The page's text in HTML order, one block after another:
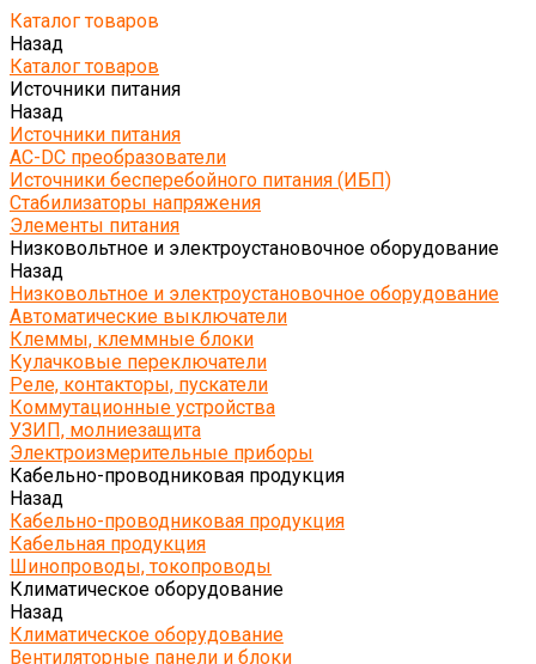
Каталог товаров
Назад
Каталог товаров
Источники питания
Назад
Источники питания
AC-DC преобразователи
Источники бесперебойного питания (ИБП)
Стабилизаторы напряжения
Элементы питания
Низковольтное и электроустановочное оборудование
Назад
Низковольтное и электроустановочное оборудование
Автоматические выключатели
Клеммы, клеммные блоки
Кулачковые переключатели
Реле, контакторы, пускатели
Коммутационные устройства
УЗИП, молниезащита
Электроизмерительные приборы
Кабельно-проводниковая продукция
Назад
Кабельно-проводниковая продукция
Кабельная продукция
Шинопроводы, токопроводы
Климатическое оборудование
Назад
Климатическое оборудование
Вентиляторные панели и блоки